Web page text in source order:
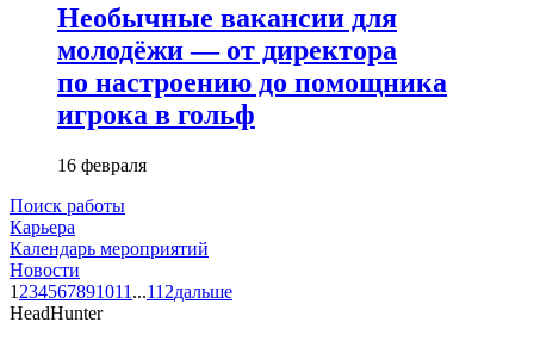
Необычные вакансии для
молодёжи — от директора
по настроению до помощника
игрока в гольф
16 февраля
Поиск работы
Карьера
Календарь мероприятий
Новости
1 234567891011 ...112дальше
HeadHunter